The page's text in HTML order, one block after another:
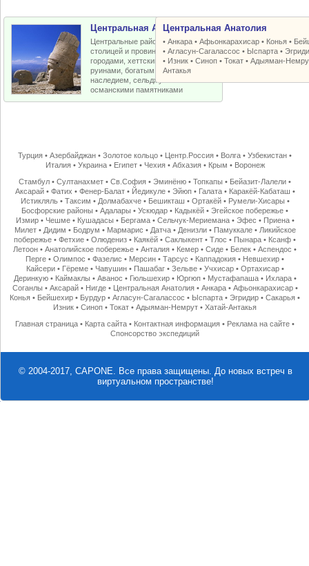
Центральная Анатолия
Центральные районы Турции со
столицей и провинциальными
городами, хеттскими и античными
руинами, богатым византийским
наследием, сельджукскими и
османскими памятниками
Центральная Анатолия
•Анкара •Афьонкарахисар • Конья •
•Агласун-Сагалассос • Ыспарта •
• Изник •Синоп •Токат •Адыяман-
Антакья
Турция •Азербайджан •Золотое кольцо • Центр.Россия • Волга •Узбекистан •
Италия• Украина• Египет• Чехия• Абхазия• Крым • Воронеж
Стамбул •Султанахмет •Св.София •Эминёню •Топкапы • Бейазит-Лалели •
Аксарай• Фатих • Фенер-Балат• Йедикуле• Эйюп• Галата• Каракёй-Кабаташ •
Истикляль• Таксим • Долмабахче• Бешикташ • Ортакёй• Румели-Хисары •
Босфорские районы •Адалары •Ускюдар • Кадыкёй •Эгейское побережье •
Измир• Чешме• Кушадасы • Бергама• Сельчук-Мериемана• Эфес • Приена•
Милет• Дидим • Бодрум • Мармарис • Датча• Денизли• Памуккале• Ликийское
побережье •Фетхие •Олюдениз • Каякёй •Саклыкент •Тлос • Пынара • Ксанф •
Летоон •Анатолийское побережье •Анталия • Кемер •Сиде • Белек •Аспендос •
Перге •Олимпос •Фазелис • Мерсин •Тарсус • Каппадокия • Невшехир •
Кайсери• Гёреме• Чавушин• Пашабаг• Зельве• Учхисар• Ортахисар•
Деринкую• Каймаклы • Аванос • Гюльшехир• Юргюп• Мустафапаша• Ихлара•
Соганлы • Аксарай• Нигде• Центральная Анатолия• Анкара• Афьонкарахисар•
Конья • Бейшехир • Бурдур •Агласун-Сагалассос • Ыспарта •Эгридир •Сакарья •
Изник •Синоп •Токат •Адыяман-Немрут •Хатай-Антакья
Главная страница • Карта сайта • Контактная информация • Реклама на сайте •
Спонсорство экспедиций
© 2004-2017, CAPONE. Все права защищены. До новых встреч в
виртуальном пространстве!